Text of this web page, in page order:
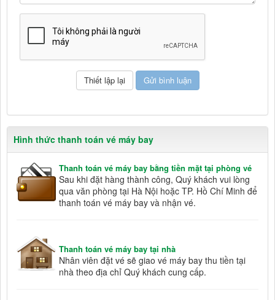
Hình thức thanh toán vé máy bay
Thanh toán vé máy bay bằng tiền mặt tại phòng vé
Sau khi đặt hàng thành công, Quý khách vui lòng
qua văn phòng tại Hà Nội hoặc TP. Hồ Chí Minh để
thanh toán vé máy bay và nhận vé.
Thanh toán vé máy bay tại nhà
Nhân viên đặt vé sẽ giao vé máy bay thu tiền tại
nhà theo địa chỉ Quý khách cung cấp.